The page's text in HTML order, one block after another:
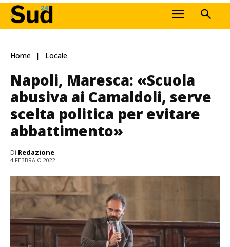
Home Locale
Napoli, Maresca: «Scuola
abusiva ai Camaldoli, serve
scelta politica per evitare
abbattimento»
Di Redazione
4 FEBBRAIO 2022